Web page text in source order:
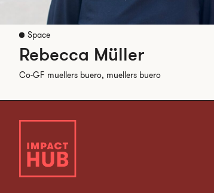
Space
Rebecca Müller
Co-GF muellers buero, muellers buero